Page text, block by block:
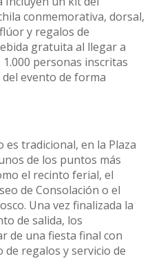
conmemorativa, dorsal,
y regalos de
gratuita al llegar a
personas inscritas
evento de forma
es tradicional, en la Plaza
de los puntos más
el recinto ferial, el
de Consolación o el
Una vez finalizada la
de salida, los
de una fiesta final con
de regalos y servicio de